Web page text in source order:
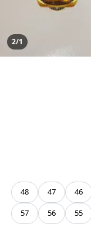
2/1
46
47
48
55
56
57